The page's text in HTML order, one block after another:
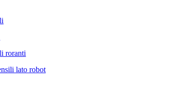
roranti
lato robot